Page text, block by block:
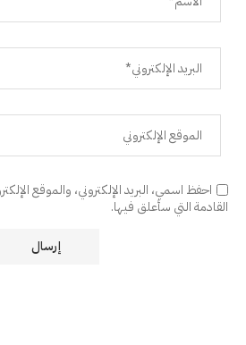
احفظ اسمي، البريد الإلكتروني، والموقع
القادمة التي سأعلق فيها.